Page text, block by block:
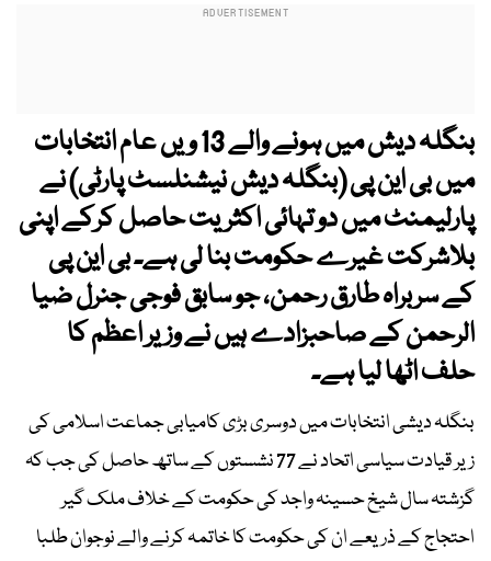
بنگلہ دیش میں ہونے والے 13 ویں عام انتخابات
میں بی این پی (بنگلہ دیش نیشنلسٹ پارٹی) نے
پارلیمنٹ میں دو تہائی اکثریت حاصل کرکے اپنی
بلاشرکت غیرے حکومت بنا لی ہے۔ بی این پی
کے سربراہ طارق رحمن، جو سابق فوجی جنرل ضیا
الرحمن کے صاحبزادے ہیں نے وزیر اعظم کا
حلف اٹھا لیا ہے۔
بنگلہ دیشی انتخابات میں دوسری بڑی کامیابی جماعت اسلامی کی
زیر قیادت سیاسی اتحاد نے 77 نشستوں کے ساتھ حاصل کی جب کہ
گزشتہ سال شیخ حسینہ واجد کی حکومت کے خلاف ملک گیر
احتجاج کے ذریعے ان کی حکومت کا خاتمہ کرنے والے نوجوان طلبا